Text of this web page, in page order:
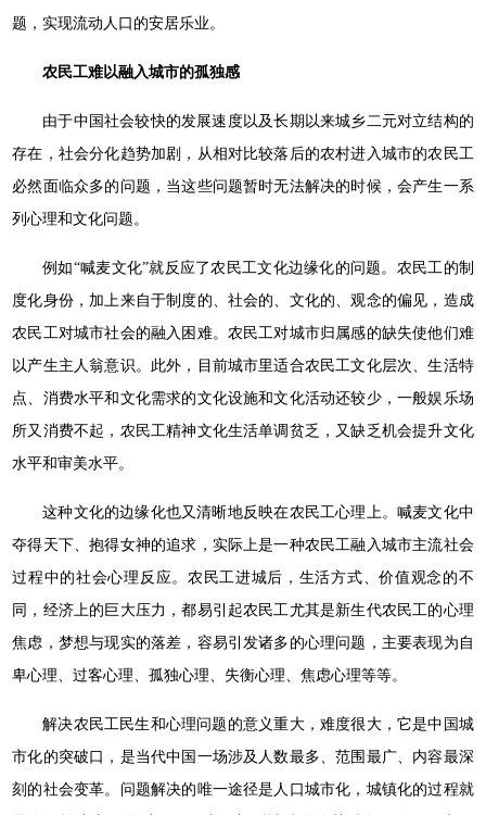
题，实现流动人口的安居乐业。
农民工难以融入城市的孤独感
由于中国社会较快的发展速度以及长期以来城乡二元对立结构的
存在，社会分化趋势加剧，从相对比较落后的农村进入城市的农民工
必然面临众多的问题，当这些问题暂时无法解决的时候，会产生一系
列心理和文化问题。
例如“喊麦文化”就反应了农民工文化边缘化的问题。农民工的制
度化身份，加上来自于制度的、社会的、文化的、观念的偏见，造成
农民工对城市社会的融入困难。农民工对城市归属感的缺失使他们难
以产生主人翁意识。此外，目前城市里适合农民工文化层次、生活特
点、消费水平和文化需求的文化设施和文化活动还较少，一般娱乐场
所又消费不起，农民工精神文化生活单调贫乏，又缺乏机会提升文化
水平和审美水平。
这种文化的边缘化也又清晰地反映在农民工心理上。喊麦文化中
夺得天下、抱得女神的追求，实际上是一种农民工融入城市主流社会
过程中的社会心理反应。农民工进城后，生活方式、价值观念的不
同，经济上的巨大压力，都易引起农民工尤其是新生代农民工的心理
焦虑，梦想与现实的落差，容易引发诸多的心理问题，主要表现为自
卑心理、过客心理、孤独心理、失衡心理、焦虑心理等等。
解决农民工民生和心理问题的意义重大，难度很大，它是中国城
市化的突破口，是当代中国一场涉及人数最多、范围最广、内容最深
刻的社会变革。问题解决的唯一途径是人口城市化，城镇化的过程就